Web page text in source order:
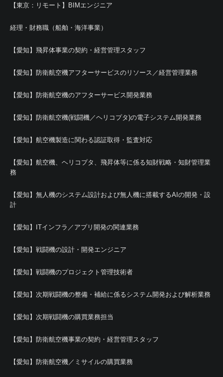
【東京：リモート】BIMエンジニア
経理・財務職（船舶・海洋事業）
【愛知】飛昇体事業の契約・経営管理スタッフ
【愛知】防衛航空機アフターサービスのリソース／経営管理業務
【愛知】防衛航空機のアフターサービス開発業務
【愛知】防衛航空機(戦闘機／ヘリコプタ)の電子システム開発業務
【愛知】航空機製造に関わる認証取得・監査対応
【愛知】航空機、ヘリコプタ、飛昇体等に係る知財戦略・知財管理業
務
【愛知】無人機のシステム設計および無人機に搭載するAIの開発・設
計
【愛知】ITインフラ／アプリ開発の関連業務
【愛知】戦闘機の設計・開発エンジニア
【愛知】戦闘機のプロジェクト管理技術者
【愛知】次期戦闘機の整備・補給に係るシステム開発および解析業務
【愛知】次期戦闘機の購買業務担当
【愛知】防衛航空機事業の契約・経営管理スタッフ
【愛知】防衛航空機／ミサイルの購買業務